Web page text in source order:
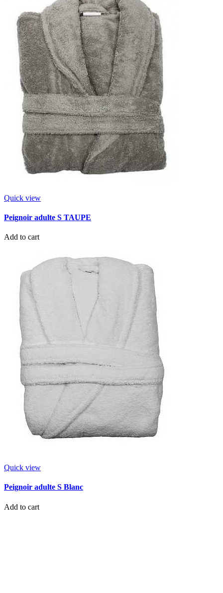
Quick view
Peignoir adulte S TAUPE
Add to cart
Quick view
Peignoir adulte S Blanc
Add to cart